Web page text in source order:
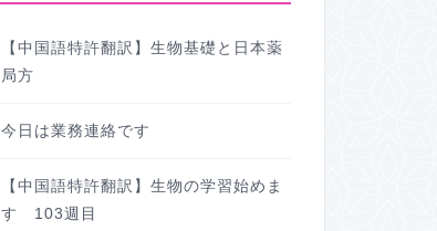
【中国語特許翻訳】生物基礎と日本薬
局方
今日は業務連絡です
【中国語特許翻訳】生物の学習始めま
す 103週目